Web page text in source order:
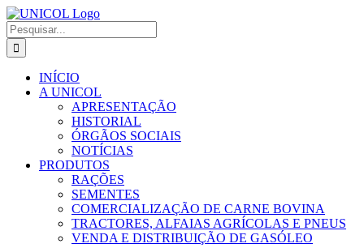
Skip
to
content
Pesquisar
INÍCIO
A UNICOL
APRESENTAÇÃO
HISTORIAL
ÓRGÃOS SOCIAIS
NOTÍCIAS
PRODUTOS
RAÇÕES
SEMENTES
COMERCIALIZAÇÃO DE CARNE BOVINA
TRACTORES, ALFAIAS AGRÍCOLAS E PNEUS
VENDA E DISTRIBUIÇÃO DE GASÓLEO